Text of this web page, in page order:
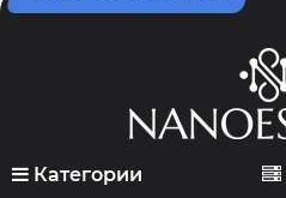
Категории